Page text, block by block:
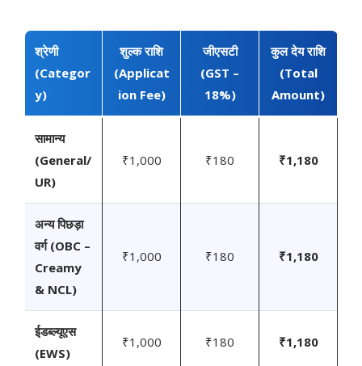
श्रेणी
(Categor
y)
शुल्क राशि
(Applicat
ion Fee)
जीएसटी
(GST –
18%)
कुल देय राशि
(Total
Amount)
सामान्य
(General/
UR)
₹1,000 ₹180 ₹1,180
अन्य पिछड़ा
वर्ग (OBC –
Creamy
& NCL)
₹1,000 ₹180 ₹1,180
ईडब्ल्यूएस
(EWS)
₹1,000 ₹180 ₹1,180